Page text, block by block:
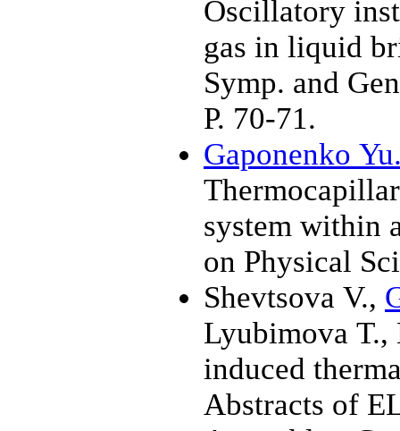
Oscillatory
gas in liquid
Symp. and
P. 70-71.
Gaponenko
system within
on Physical
Shevtsova V.,
Lyubimova T.,
induced
Abstracts of